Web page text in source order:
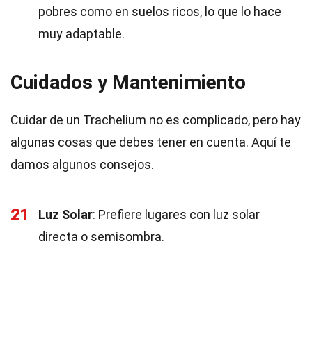
pobres como en suelos ricos, lo que lo hace
muy adaptable.
Cuidados y Mantenimiento
Cuidar de un Trachelium no es complicado, pero hay
algunas cosas que debes tener en cuenta. Aquí te
damos algunos consejos.
21 Luz Solar: Prefiere lugares con luz solar
directa o semisombra.